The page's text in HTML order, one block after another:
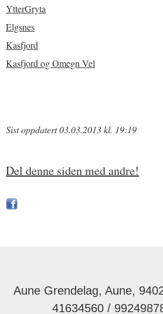
YtterGryta
Elgsnes
Kasfjord
Kasfjord og Omegn Vel
Sist oppdatert 03.03.2013 kl. 19:19
Del denne siden med andre!
Aune Grendelag, Aune,
41634560 /